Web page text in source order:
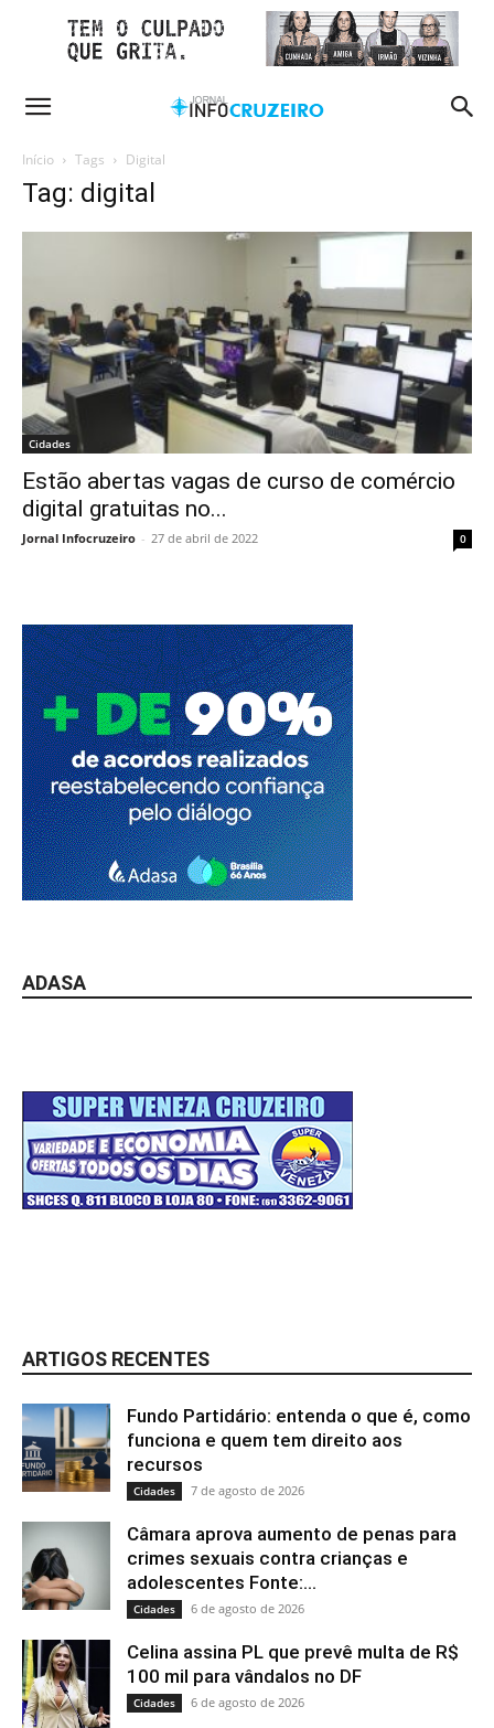
Início Tags Digital
Tag: digital
Cidades
Estão abertas vagas de curso de comércio
digital gratuitas no...
Jornal Infocruzeiro - 27 de abril de 2022 0
ADASA
ARTIGOS RECENTES
Fundo Partidário: entenda o que é, como
funciona e quem tem direito aos
recursos
Cidades 7 de agosto de 2026
Câmara aprova aumento de penas para
crimes sexuais contra crianças e
adolescentes Fonte:...
Cidades 6 de agosto de 2026
Celina assina PL que prevê multa de R$
100 mil para vândalos no DF
Cidades 6 de agosto de 2026